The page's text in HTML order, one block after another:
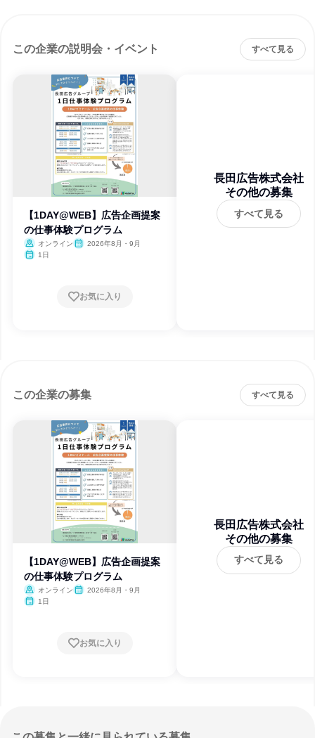
この企業の説明会・イベント すべて見る
【1DAY@WEB】広告企画提案
の仕事体験プログラム
オンライン
2026年8月・9月
1日
お気に入り
長田広告株式会社
その他の募集
すべて見る
この企業の募集 すべて見る
【1DAY@WEB】広告企画提案
の仕事体験プログラム
オンライン
2026年8月・9月
1日
お気に入り
長田広告株式会社
その他の募集
すべて見る